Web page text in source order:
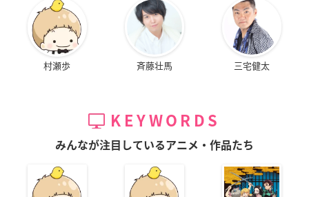
村瀬歩 斉藤壮馬 三宅健太
KEYWORDS
みんなが注目しているアニメ・作品たち